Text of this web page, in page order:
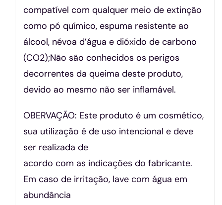
compatível com qualquer meio de extinção
como pó químico, espuma resistente ao
álcool, névoa d’água e dióxido de carbono
(CO2);Não são conhecidos os perigos
decorrentes da queima deste produto,
devido ao mesmo não ser inflamável.
OBERVAÇÃO: Este produto é um cosmético,
sua utilização é de uso intencional e deve
ser realizada de
acordo com as indicações do fabricante.
Em caso de irritação, lave com água em
abundância